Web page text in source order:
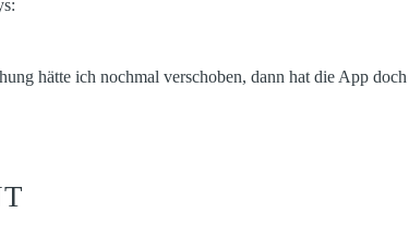
hätte ich nochmal verschoben, dann hat die App